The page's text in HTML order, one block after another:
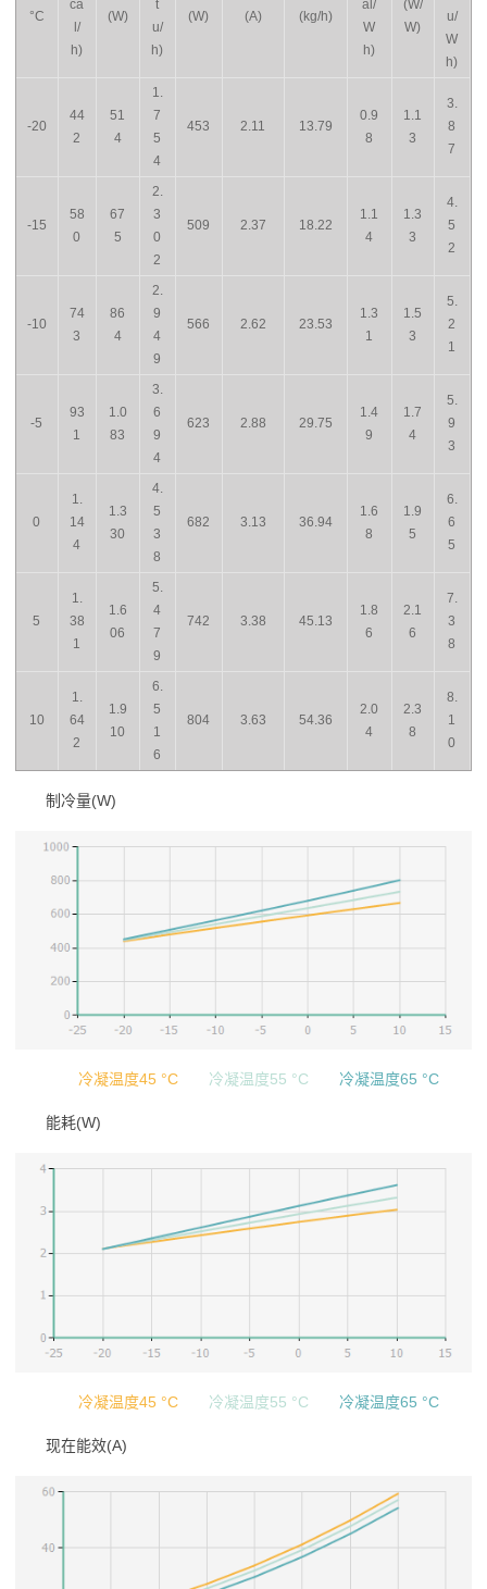
°C
ca
l/
h)
(W)
t
u/
h)
(W) (A) (kg/h)
al/
W
h)
(W/
W)
u/
W
h)
-20
44
2
51
4
1.
7
5
4
453 2.11 13.79
0.9
8
1.1
3
3.
8
7
-15
58
0
67
5
2.
3
0
2
509 2.37 18.22
1.1
4
1.3
3
4.
5
2
-10
74
3
86
4
2.
9
4
9
566 2.62 23.53
1.3
1
1.5
3
5.
2
1
-5
93
1
1.0
83
3.
6
9
4
623 2.88 29.75
1.4
9
1.7
4
5.
9
3
0
1.
14
4
1.3
30
4.
5
3
8
682 3.13 36.94
1.6
8
1.9
5
6.
6
5
5
1.
38
1
1.6
06
5.
4
7
9
742 3.38 45.13
1.8
6
2.1
6
7.
3
8
10
1.
64
2
1.9
10
6.
5
1
6
804 3.63 54.36
2.0
4
2.3
8
8.
1
0
制冷量(W)
冷凝温度45 °C 冷凝温度55 °C 冷凝温度65 °C
能耗(W)
冷凝温度45 °C 冷凝温度55 °C 冷凝温度65 °C
现在能效(A)